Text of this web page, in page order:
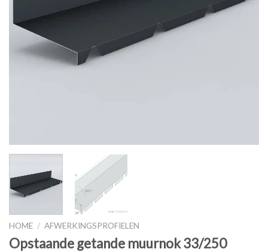
HOME / AFWERKINGSPROFIELEN
Opstaande getande muurnok 33/250